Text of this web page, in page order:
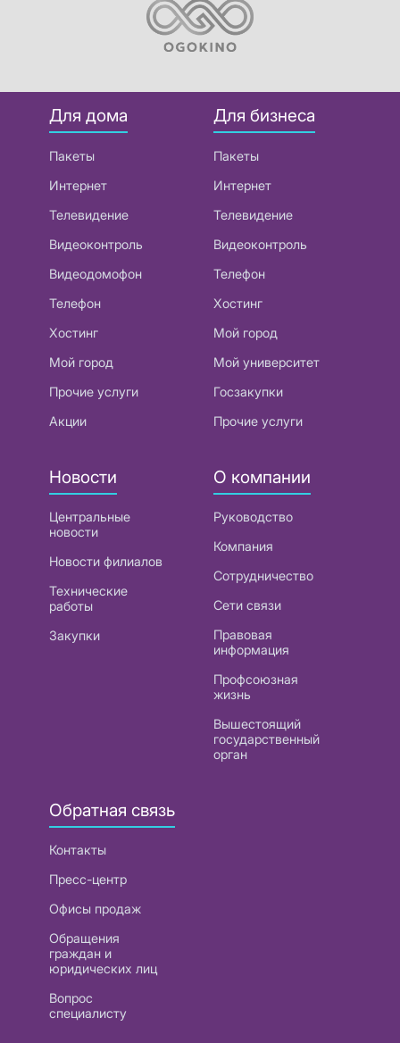
Для дома
Пакеты
Интернет
Телевидение
Видеоконтроль
Видеодомофон
Телефон
Хостинг
Мой город
Прочие услуги
Акции
Для бизнеса
Пакеты
Интернет
Телевидение
Видеоконтроль
Телефон
Хостинг
Мой город
Мой университет
Госзакупки
Прочие услуги
Новости
Центральные
новости
Новости филиалов
Технические
работы
Закупки
О компании
Руководство
Компания
Сотрудничество
Сети связи
Правовая
информация
Профсоюзная
жизнь
Вышестоящий
государственный
орган
Обратная связь
Контакты
Пресс-центр
Офисы продаж
Обращения
граждан и
юридических лиц
Вопрос
специалисту